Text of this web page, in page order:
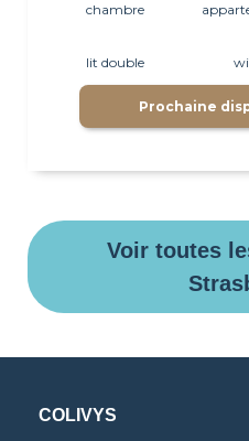
chambre
lit double
Prochaine
Voir toutes
COLIVYS